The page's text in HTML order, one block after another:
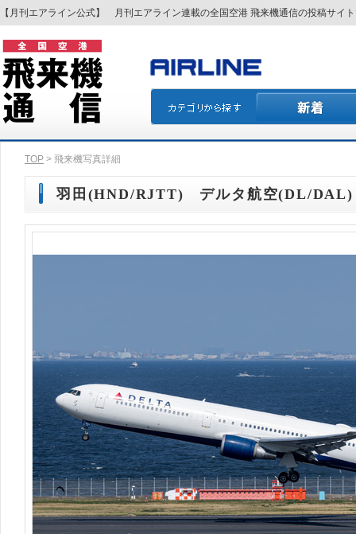
【月刊エアライン公式】 月刊エアライン連載の全国空港 飛来機通信の投稿サイ
TOP > 飛来機写真詳細
羽田(HND/RJTT) デルタ航空(DL/